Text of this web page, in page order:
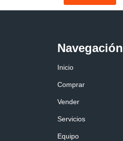
Navegación
Inicio
Comprar
Vender
Servicios
Equipo